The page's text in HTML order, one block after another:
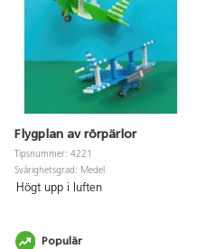
Flygplan av rörpärlor
Tipsnummer: 4221
Svårighetsgrad: Medel
Högt upp i luften
Populär